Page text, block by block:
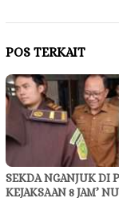
POS TERKAIT
SEKDA NGANJUK DI
KEJAKSAAN 8 JAM’